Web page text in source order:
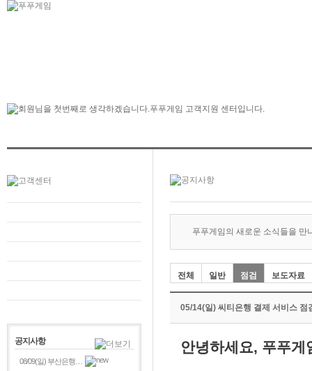
공지사항
08/09(일) 부산은행…
푸푸게임의 새로운 소식들을 만
전체 일반 점검 보도자료
05/14(일) 씨티은행 결제 서비스 점
안녕하세요, 푸푸게